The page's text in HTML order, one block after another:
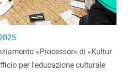
«Processor» di «Kultur
per l'educazione culturale